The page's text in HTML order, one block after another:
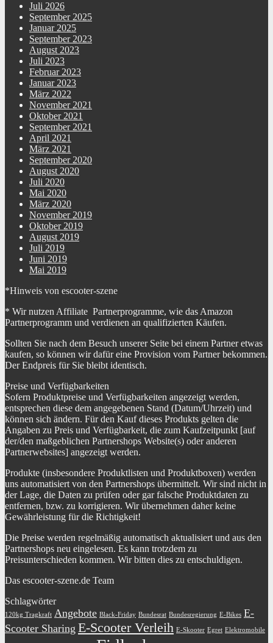
Juli 2026
September 2025
Januar 2025
September 2023
August 2023
Juli 2023
Februar 2023
Januar 2023
März 2022
November 2021
Oktober 2021
September 2021
April 2021
März 2021
September 2020
August 2020
Juli 2020
Mai 2020
März 2020
November 2019
Oktober 2019
August 2019
Juli 2019
Juni 2019
Mai 2019
*Hinweis von escooter-szene
* Wir nutzen Affiliate Partnerprogramme, wie das Amazon
Partnerprogramm und verdienen an qualifizierten Käufen.
Sollten Sie nach dem Besuch unserer Seite bei einem Partner etwas
kaufen, so können wir dafür eine Provision vom Partner bekommen.
Der Endpreis für Sie bleibt identisch.
Preise und Verfügbarkeiten
Sofern Produktpreise und Verfügbarkeiten angezeigt werden,
entsprechen diese dem angegebenen Stand (Datum/Uhrzeit) und
können sich ändern. Für den Kauf dieses Produkts gelten die
Angaben zu Preis und Verfügbarkeit, die zum Kaufzeitpunkt [auf
der/den maßgeblichen Partnershops Website(s) oder anderen
Partnerwebsites] angezeigt werden.
Produkte (insbesondere Produktlisten und Produktboxen) werden
uns automatisiert von den Partnershops übermittelt. Wir sind nicht in
der Lage, die Daten zu prüfen oder gar falsche Produktdaten zu
entfernen, bzw. zu korrigieren. Wir übernehmen daher keine
Gewährleistung für die Richtigkeit!
Die Preise werden regelmäßig automatisch aktualisiert und aus den
Partnershops neu eingelesen. Es kann trotzdem zu
Preisunterschieden kommen. Wir bitten dies zu entschuldigen.
Das escooter-szene.de Team
Schlagwörter
120kg Tragkraft Angebote Black-Friday Bundesrat Bundesregierung E-Bikes E-
Scooter Sharing E-Scooter Verleih E-Skooter Egret Elektromobile